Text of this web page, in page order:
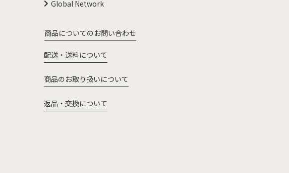
Global Network
商品についてのお問い合わせ
配送・送料について
商品のお取り扱いについて
返品・交換について